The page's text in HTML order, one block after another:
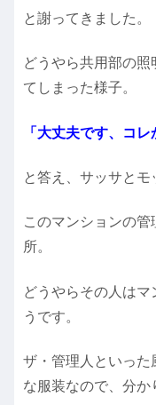
と謝ってきました。
どうやら共用部の
てしまった様子。
「大丈夫です、コ
と答え、サッサとモ
このマンションの
所。
どうやらその人は
うです。
ザ・管理人といった
な服装なので、分か